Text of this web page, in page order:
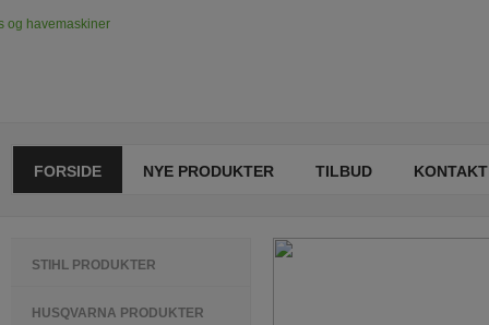
FORSIDE NYE PRODUKTER TILBUD KONTAKT
STIHL PRODUKTER
HUSQVARNA PRODUKTER